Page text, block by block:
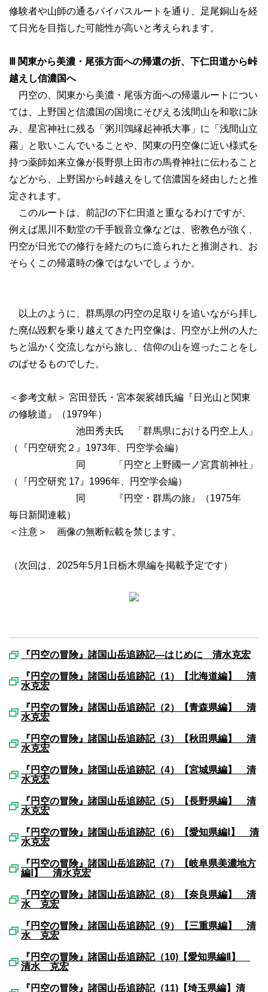
修験者や山師の通るバイパスルートを通り、足尾銅山を経
て日光を目指した可能性が高いと考えられます。
Ⅲ 関東から美濃・尾張方面への帰還の折、下仁田道から峠
越えし信濃国へ
円空の、関東から美濃・尾張方面への帰還ルートについ
ては、上野国と信濃国の国境にそびえる浅間山を和歌に詠
み、星宮神社に残る「粥川鵼縁起神祇大事」に「浅間山立
霧」と歌いこんでいることや、関東の円空像に近い様式を
持つ薬師如来立像が長野県上田市の馬脊神社に伝わること
などから、上野国から峠越えをして信濃国を経由したと推
定されます。
このルートは、前記Ⅰの下仁田道と重なるわけですが、
例えば黒川不動堂の千手観音立像などは、密教色が強く、
円空が日光での修行を経たのちに造られたと推測され、お
そらくこの帰還時の像ではないでしょうか。
以上のように、群馬県の円空の足取りを追いながら拝し
た廃仏毀釈を乗り越えてきた円空像は、円空が上州の人た
ちと温かく交流しながら旅し、信仰の山を巡ったことをし
のばせるものでした。
＜参考文献＞ 宮田登氏・宮本袈裟雄氏編『日光山と関東
の修験道』（1979年）
池田秀夫氏 「群馬県における円空上人」
（『円空研究２』1973年、円空学会編）
同 「円空と上野國一ノ宮貫前神社」
（『円空研究 17』1996年、円空学会編）
同 『円空・群馬の旅』（1975年
毎日新聞連載）
＜注意＞ 画像の無断転載を禁じます。
（次回は、2025年5月1日栃木県編を掲載予定です）
『円空の冒険』諸国山岳追跡記―はじめに 清水克宏
『円空の冒険』諸国山岳追跡記（1）【北海道編】 清
水克宏
『円空の冒険』諸国山岳追跡記（2）【青森県編】 清
水克宏
『円空の冒険』諸国山岳追跡記（3）【秋田県編】 清
水克宏
『円空の冒険』諸国山岳追跡記（4）【宮城県編】 清
水克宏
『円空の冒険』諸国山岳追跡記（5）【長野県編】 清
水克宏
『円空の冒険』諸国山岳追跡記（6）【愛知県編Ⅰ】 清
水克宏
『円空の冒険』諸国山岳追跡記（7）【岐阜県美濃地方
編Ⅰ】 清水克宏
『円空の冒険』諸国山岳追跡記（8）【奈良県編】 清
水 克宏
『円空の冒険』諸国山岳追跡記（9）【三重県編】 清
水 克宏
『円空の冒険』諸国山岳追跡記（10)【愛知県編Ⅱ】
清水 克宏
『円空の冒険』諸国山岳追跡記（11)【埼玉県編】清